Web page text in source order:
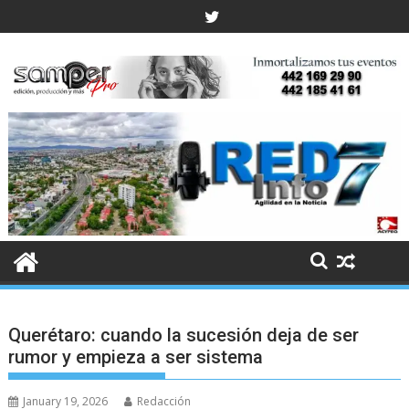
to
Querétaro: cuando la sucesión deja de ser
rumor y empieza a ser sistema
January 19, 2026 Redacción